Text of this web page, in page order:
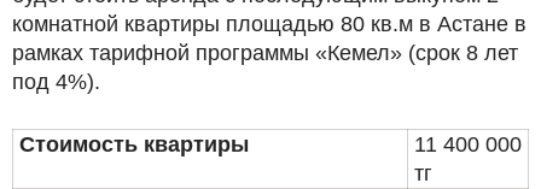
комнатной квартиры площадью 80 кв.м в Астане в
рамках тарифной программы «Кемел» (срок 8 лет
под 4%).
Стоимость квартиры
11 400 000
тг